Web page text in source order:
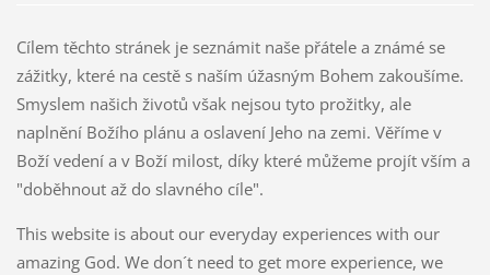
Cílem těchto stránek je seznámit naše přátele a známé se
zážitky, které na cestě s naším úžasným Bohem zakoušíme.
Smyslem našich životů však nejsou tyto prožitky, ale
naplnění Božího plánu a oslavení Jeho na zemi. Věříme v
Boží vedení a v Boží milost, díky které můžeme projít vším a
"doběhnout až do slavného cíle".
This website is about our everyday experiences with our
amazing God. We don´t need to get more experience, we